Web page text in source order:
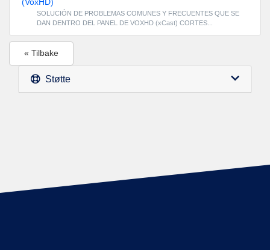
SOLUCIÓN DE PROBLEMAS COMUNES Y FRECUENTES QUE SE
DAN DENTRO DEL PANEL DE VOXHD (xCast) CORTES...
« Tilbake
Støtte